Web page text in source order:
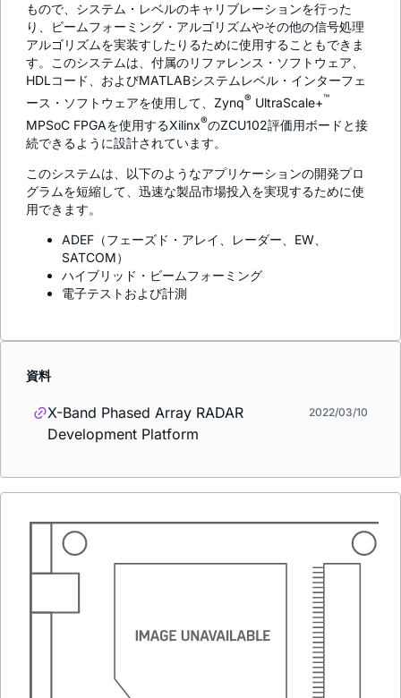
もので、システム・レベルのキャリブレーションを行った
り、ビームフォーミング・アルゴリズムやその他の信号処理
アルゴリズムを実装すしたりるために使用することもできま
す。このシステムは、付属のリファレンス・ソフトウェア、
HDLコード、およびMATLABシステムレベル・インターフェ
ース・ソフトウェアを使用して、Zynq® UltraScale+™
MPSoC FPGAを使用するXilinx®のZCU102評価用ボードと接
続できるように設計されています。
このシステムは、以下のようなアプリケーションの開発プロ
グラムを短縮して、迅速な製品市場投入を実現するために使
用できます。
ADEF（フェーズド・アレイ、レーダー、EW、
SATCOM）
ハイブリッド・ビームフォーミング
電子テストおよび計測
資料
X-Band Phased Array RADAR
Development Platform
2022/03/10